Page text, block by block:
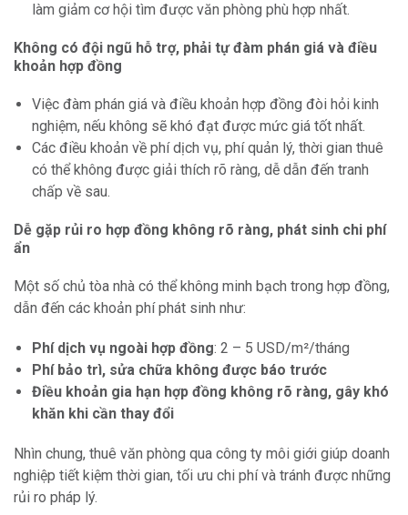
làm giảm cơ hội tìm được văn phòng phù hợp nhất.
Không có đội ngũ hỗ trợ, phải tự đàm phán giá và điều
khoản hợp đồng
Việc đàm phán giá và điều khoản hợp đồng đòi hỏi kinh
nghiệm, nếu không sẽ khó đạt được mức giá tốt nhất.
Các điều khoản về phí dịch vụ, phí quản lý, thời gian thuê
có thể không được giải thích rõ ràng, dễ dẫn đến tranh
chấp về sau.
Dễ gặp rủi ro hợp đồng không rõ ràng, phát sinh chi phí
ẩn
Một số chủ tòa nhà có thể không minh bạch trong hợp đồng,
dẫn đến các khoản phí phát sinh như:
Phí dịch vụ ngoài hợp đồng: 2 – 5 USD/m²/tháng
Phí bảo trì, sửa chữa không được báo trước
Điều khoản gia hạn hợp đồng không rõ ràng, gây khó
khăn khi cần thay đổi
Nhìn chung, thuê văn phòng qua công ty môi giới giúp doanh
nghiệp tiết kiệm thời gian, tối ưu chi phí và tránh được những
rủi ro pháp lý.